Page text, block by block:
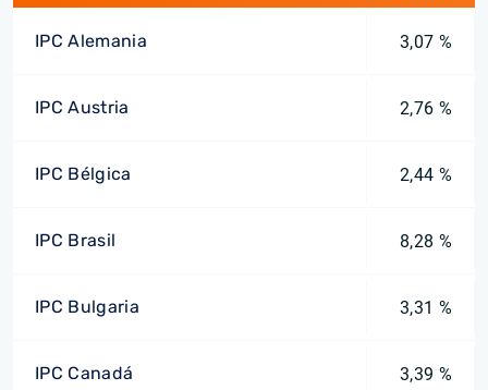
IPC Alemania 3,07 %
IPC Austria 2,76 %
IPC Bélgica 2,44 %
IPC Brasil 8,28 %
IPC Bulgaria 3,31 %
IPC Canadá 3,39 %